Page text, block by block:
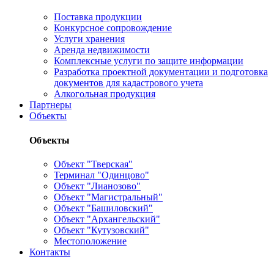
Поставка продукции
Конкурсное сопровождение
Услуги хранения
Аренда недвижимости
Комплексные услуги по защите информации
Разработка проектной документации и подготовка
документов для кадастрового учета
Алкогольная продукция
Партнеры
Объекты
Объекты
Объект "Тверская"
Терминал "Одинцово"
Объект "Лианозово"
Объект "Магистральный"
Объект "Башиловский"
Объект "Архангельский"
Объект "Кутузовский"
Местоположение
Контакты